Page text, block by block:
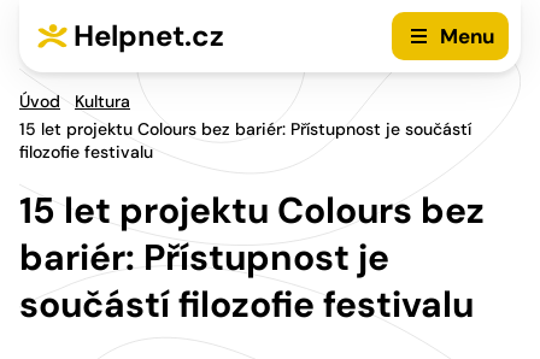
Helpnet.cz Menu
Úvod
Kultura
15 let projektu Colours bez bariér: Přístupnost je součástí
filozofie festivalu
15 let projektu Colours bez
bariér: Přístupnost je
součástí filozofie festivalu